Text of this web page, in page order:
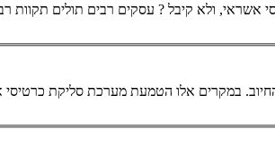
אשראי, ולא קיבל ? עסקים רבים תולים תקוות רבות ואת מיטב התוכניות העסקיות שלהם תוך התבססות על מודל קבלת תשלומים באינטרנט מלקוחות ב
החיוב. במקרים אלו הטמעת מערכת סליקת